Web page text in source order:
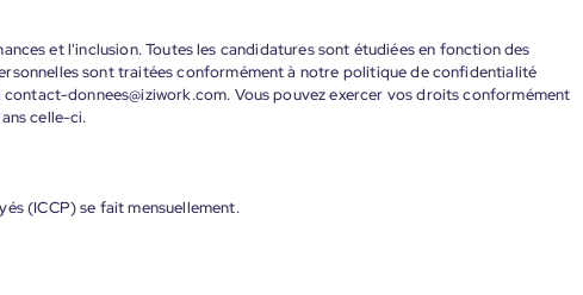
et l'inclusion. Toutes les candidatures sont étudiées en fonction des
sont traitées conformément à notre politique de confidentialité
donnees@iziwork.com. Vous pouvez exercer vos droits conformément
celle-ci.
(ICCP) se fait mensuellement.